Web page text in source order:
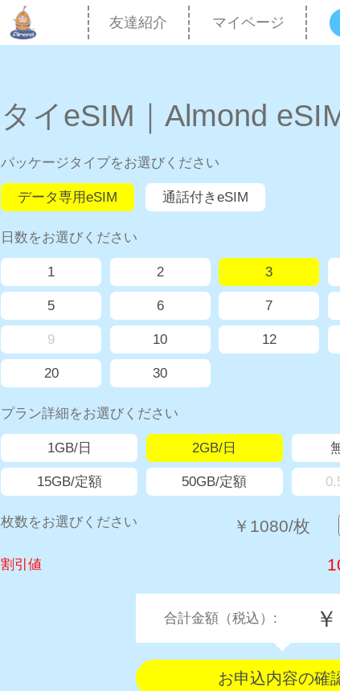
友達紹介 マイページ
タイeSIM｜Almond
パッケージタイプをお選びください
データ専用eSIM 通話付きeSIM
日数をお選びください
1 2 3
5 6 7
9 10 12
20 30
プラン詳細をお選びください
1GB/日 2GB/日
15GB/定額 50GB/定額
枚数をお選びください ￥ 1080/枚
割引値
合計金額（税込）: ￥